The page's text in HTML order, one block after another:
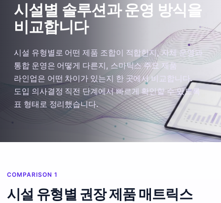
시설별 솔루션과 운영 방식을
비교합니다
시설 유형별로 어떤 제품 조합이 적합한지, 자체 운영과
통합 운영은 어떻게 다른지, 스마틱스 주요 제품
라인업은 어떤 차이가 있는지 한 곳에서 비교합니다.
도입 의사결정 직전 단계에서 빠르게 확인할 수 있도록
표 형태로 정리했습니다.
COMPARISON 1
시설 유형별 권장 제품 매트릭스